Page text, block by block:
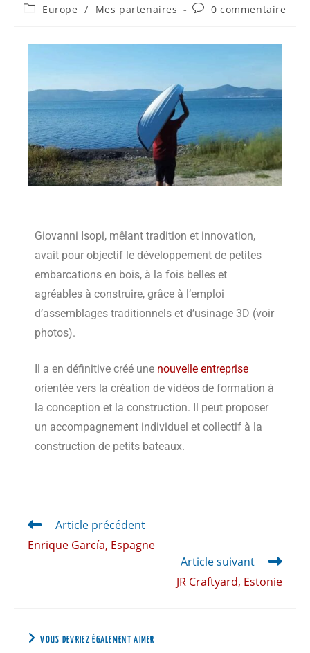
Europe / Mes partenaires 0 commentaire
Giovanni Isopi, mêlant tradition et innovation,
avait pour objectif le développement de petites
embarcations en bois, à la fois belles et
agréables à construire, grâce à l’emploi
d’assemblages traditionnels et d’usinage 3D (voir
photos).
Il a en définitive créé une nouvelle entreprise
orientée vers la création de vidéos de formation à
la conception et la construction. Il peut proposer
un accompagnement individuel et collectif à la
construction de petits bateaux.
Article précédent
Enrique García, Espagne
Article suivant
JR Craftyard, Estonie
VOUS DEVRIEZ ÉGALEMENT AIMER